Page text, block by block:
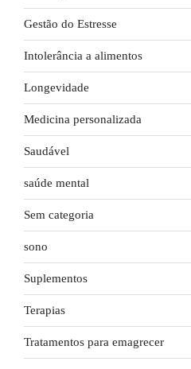
Gestão do Estresse
Intolerância a alimentos
Longevidade
Medicina personalizada
Saudável
saúde mental
Sem categoria
sono
Suplementos
Terapias
Tratamentos para emagrecer